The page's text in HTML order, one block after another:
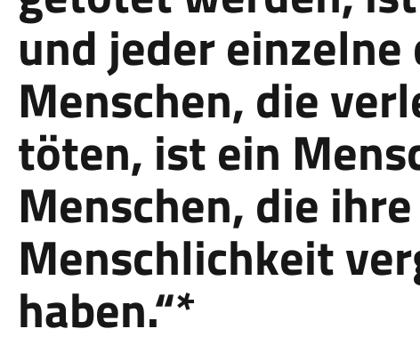
und jeder einzelne
Menschen, die
töten, ist ein
Menschen, die
Menschlichkeit
haben.“*